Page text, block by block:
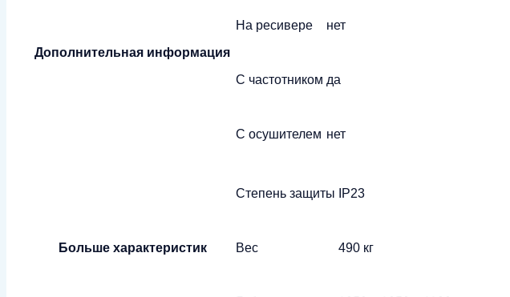
Дополнительная информация
На ресивере нет
С частотником да
С осушителем нет
Больше характеристик
Степень защиты IP23
Вес 490 кг